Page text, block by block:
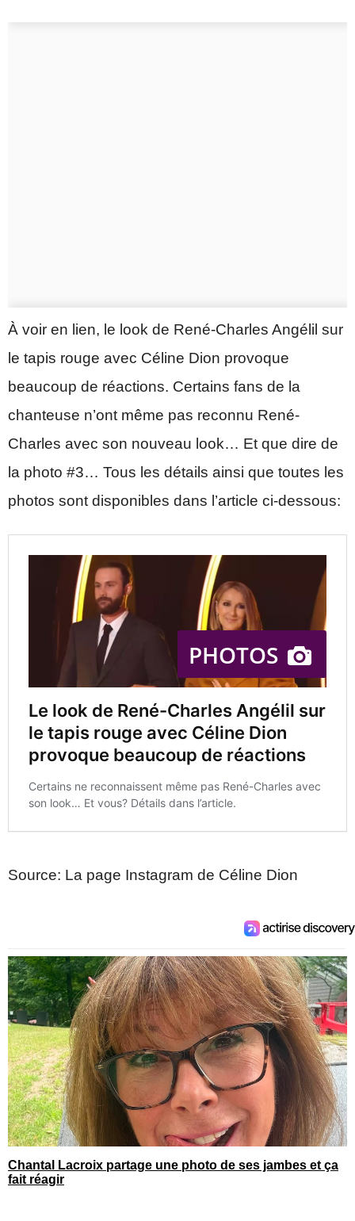
À voir en lien, le look de René-Charles Angélil sur
le tapis rouge avec Céline Dion provoque
beaucoup de réactions. Certains fans de la
chanteuse n’ont même pas reconnu René-
Charles avec son nouveau look… Et que dire de
la photo #3… Tous les détails ainsi que toutes les
photos sont disponibles dans l’article ci-dessous:
Source: La page Instagram de Céline Dion
Chantal Lacroix partage une photo de ses jambes et ça
fait réagir